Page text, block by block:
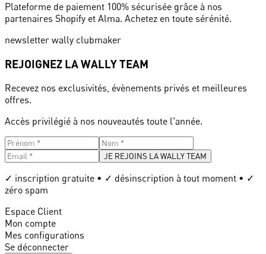
Plateforme de paiement 100% sécurisée grâce à nos
partenaires Shopify et Alma. Achetez en toute sérénité.
newsletter wally clubmaker
REJOIGNEZ LA WALLY TEAM
Recevez nos exclusivités, évènements privés et meilleures
offres.
Accès privilégié à nos nouveautés toute l'année.
JE REJOINS LA WALLY TEAM
✓ inscription gratuite • ✓ désinscription à tout moment • ✓
zéro spam
Espace Client
Mon compte
Mes configurations
Se déconnecter